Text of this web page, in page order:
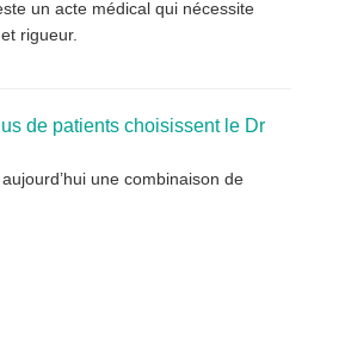
un acte médical qui nécessite
rigueur.
de patients choisissent le Dr
une combinaison de